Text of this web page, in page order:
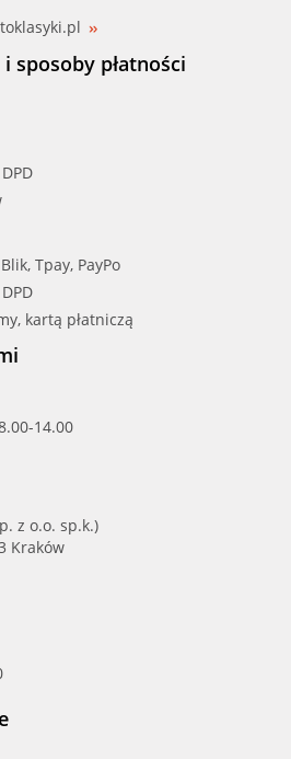
sposoby płatności
Tpay, PayPo
kartą płatniczą
14.00
z o.o. sp.k.)
Kraków